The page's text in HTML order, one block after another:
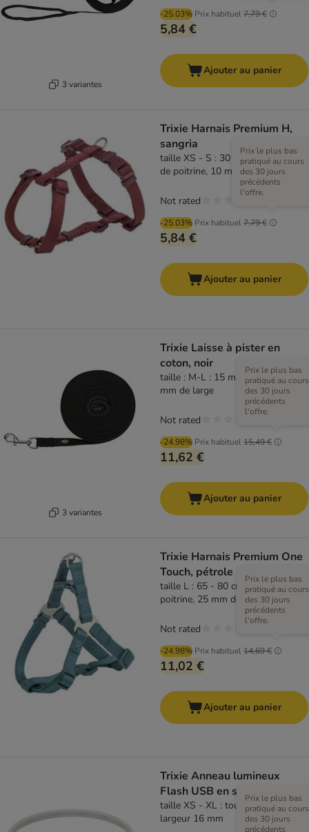
3 variantes
-25.03% Prix habituel7,79 €
5,84 €
Ajouter au panier
Trixie Harnais Premium H,
sangria
taille XS - S : 30 - 44 cm de tour
de poitrine, 10 mm de large
-25.03% Prix habituel7,79 €
Prix le plus bas
pratiqué au cours
des 30 jours
précédents
l'offre.
5,84 €
Not rated
Ajouter au panier
3 variantes
Trixie Laisse à pister en
coton, noir
taille : M-L : 15 m de long / 20
mm de large
-24.98% Prix habituel15,49 €
Prix le plus bas
pratiqué au cours
des 30 jours
précédents
l'offre.
11,62 €
Not rated
Ajouter au panier
Trixie Harnais Premium One
Touch, pétrole
taille L : 65 - 80 cm de tour de
poitrine, 25 mm de large
-24.98% Prix habituel14,69 €
Prix le plus bas
pratiqué au cours
des 30 jours
précédents
l'offre.
11,02 €
Not rated
Ajouter au panier
Trixie Anneau lumineux
Flash USB en silicone
taille XS - XL : tour de cou 65 cm,
largeur 16 mm
Prix le plus bas
pratiqué au cours
des 30 jours
précédents